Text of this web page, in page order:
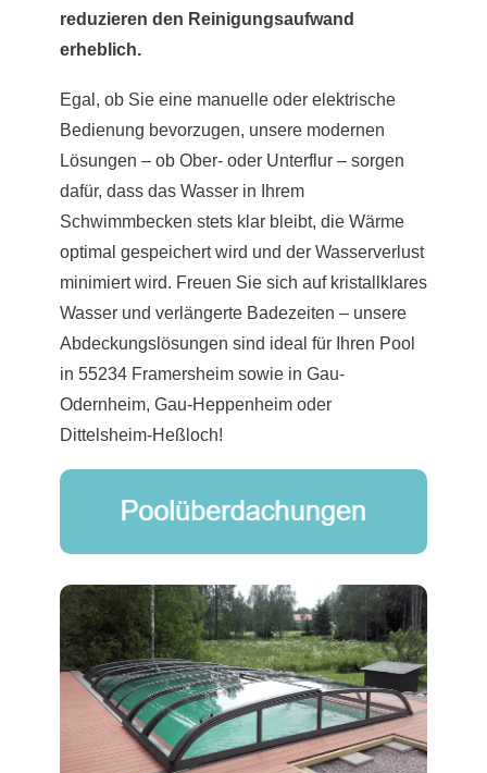
reduzieren den Reinigungsaufwand
erheblich.
Egal, ob Sie eine manuelle oder elektrische
Bedienung bevorzugen, unsere modernen
Lösungen – ob Ober- oder Unterflur – sorgen
dafür, dass das Wasser in Ihrem
Schwimmbecken stets klar bleibt, die Wärme
optimal gespeichert wird und der Wasserverlust
minimiert wird. Freuen Sie sich auf kristallklares
Wasser und verlängerte Badezeiten – unsere
Abdeckungslösungen sind ideal für Ihren Pool
in 55234 Framersheim sowie in Gau-
Odernheim, Gau-Heppenheim oder
Dittelsheim-Heßloch!